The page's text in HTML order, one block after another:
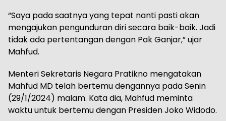
“Saya pada saatnya yang tepat nanti pasti akan
mengajukan pengunduran diri secara baik-baik. Jadi
tidak ada pertentangan dengan Pak Ganjar,” ujar
Mahfud.
Menteri Sekretaris Negara Pratikno mengatakan
Mahfud MD telah bertemu dengannya pada Senin
(29/1/2024) malam. Kata dia, Mahfud meminta
waktu untuk bertemu dengan Presiden Joko Widodo.